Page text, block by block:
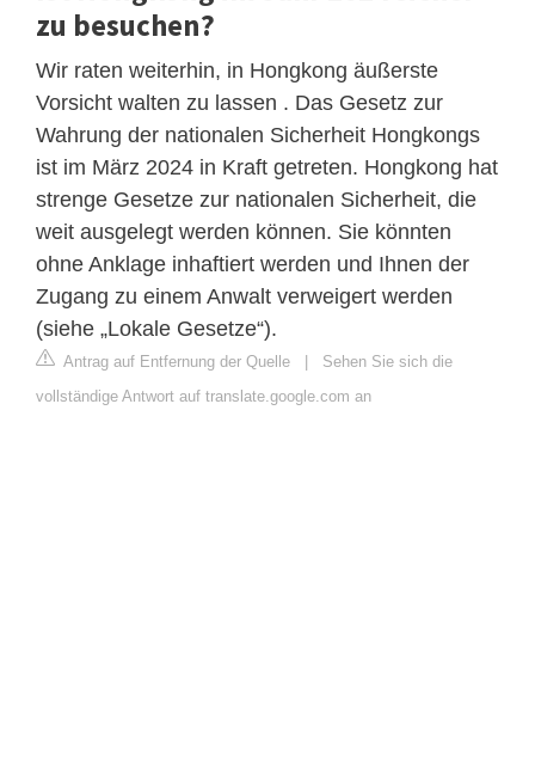
zu besuchen?
Wir raten weiterhin, in Hongkong äußerste
Vorsicht walten zu lassen . Das Gesetz zur
Wahrung der nationalen Sicherheit Hongkongs
ist im März 2024 in Kraft getreten. Hongkong hat
strenge Gesetze zur nationalen Sicherheit, die
weit ausgelegt werden können. Sie könnten
ohne Anklage inhaftiert werden und Ihnen der
Zugang zu einem Anwalt verweigert werden
(siehe „Lokale Gesetze“).
Antrag auf Entfernung der Quelle
Sehen Sie sich die
vollständige Antwort auf translate.google.com an